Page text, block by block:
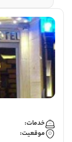
خدمات:
موقعیت: